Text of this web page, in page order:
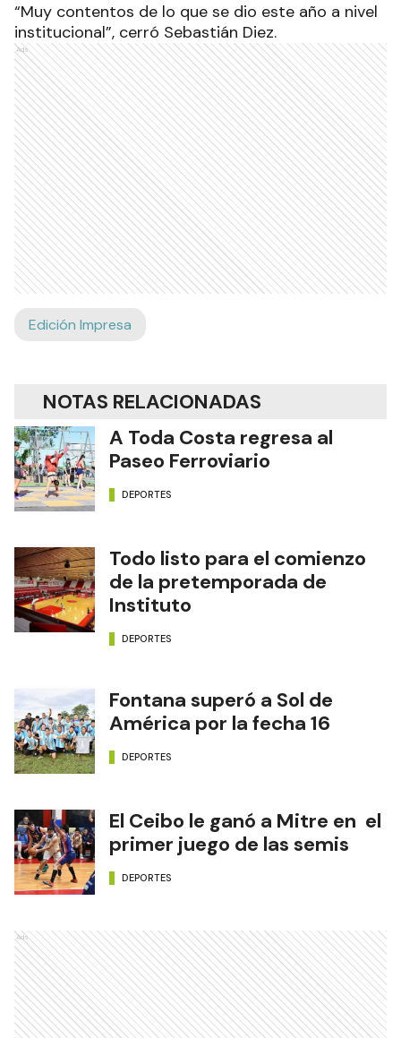
“Muy contentos de lo que se dio este año a nivel
institucional”, cerró Sebastián Diez.
Ads
Edición Impresa
NOTAS RELACIONADAS
A Toda Costa regresa al
Paseo Ferroviario
DEPORTES
Todo listo para el comienzo
de la pretemporada de
Instituto
DEPORTES
Fontana superó a Sol de
América por la fecha 16
DEPORTES
El Ceibo le ganó a Mitre en el
primer juego de las semis
DEPORTES
Ads